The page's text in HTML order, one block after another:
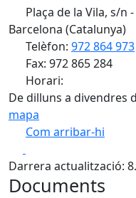
Plaça de la Vila, s/n
Barcelona (Catalunya)
Telèfon: 972 864 973
Fax: 972 865 284
Horari:
De dilluns a divendres
mapa
Com arribar-hi
+
−
Darrera actualització:
Documents